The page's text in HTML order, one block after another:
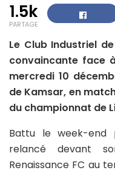
1.5k
PARTAGE
Le Club Industriel
convaincante face
mercredi 10
de Kamsar, en
du championnat de
Battu le week-end
relancé devant
Renaissance FC au